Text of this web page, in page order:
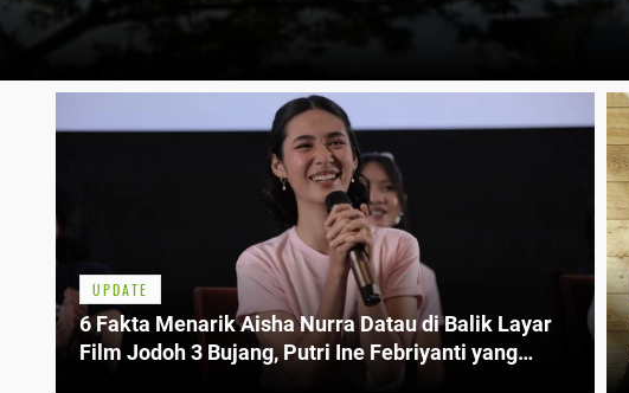
UPDATE
6 Fakta Menarik Aisha Nurra Datau di Balik Layar
Film Jodoh 3 Bujang, Putri Ine Febriyanti yang